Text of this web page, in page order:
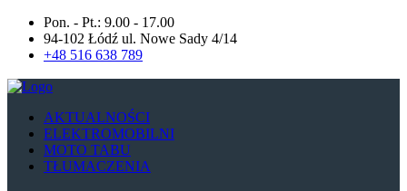
Pon. - Pt.: 9.00 - 17.00
94-102 Łódź ul. Nowe Sady 4/14
+48 516 638 789
AKTUALNOŚCI
ELEKTROMOBILNI
MOTO TABU
TŁUMACZENIA